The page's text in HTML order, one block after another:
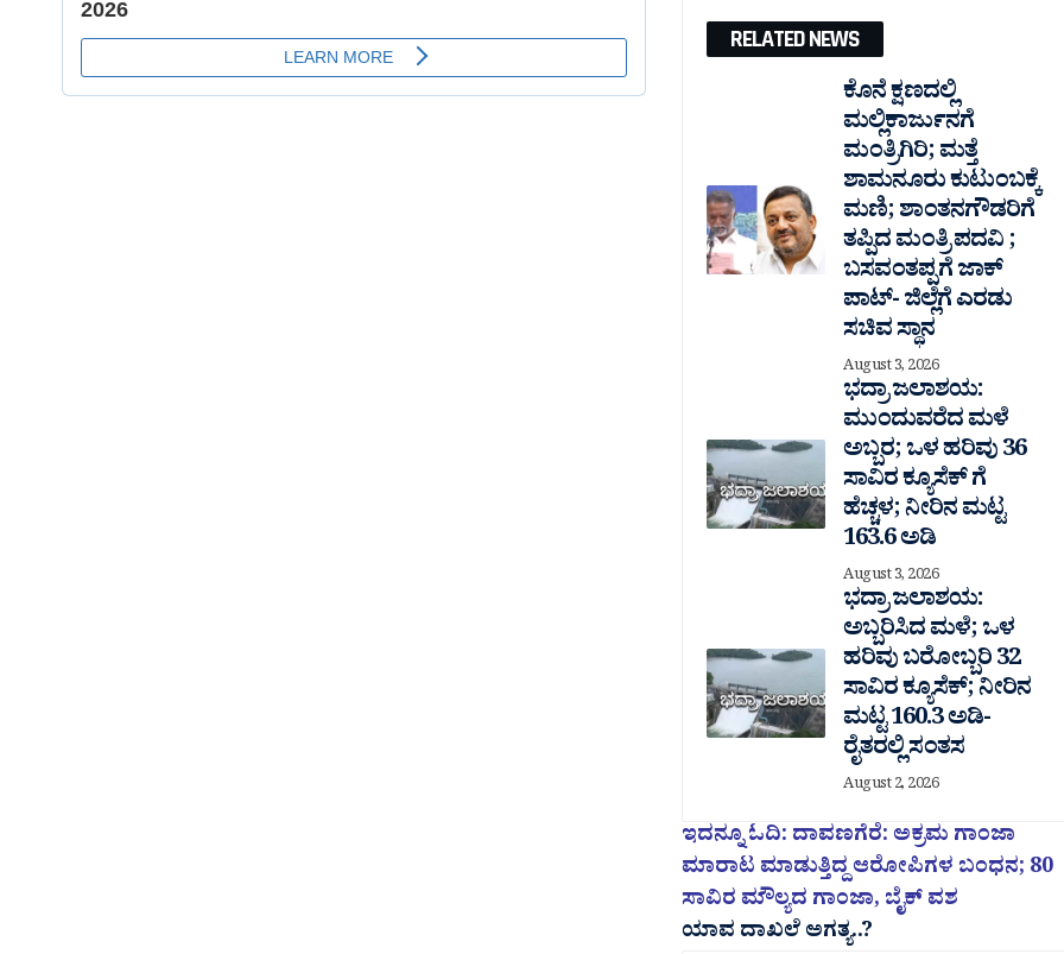
RELATED NEWS
ಕೊನೆ ಕ್ಷಣದಲ್ಲಿ
ಮಲ್ಲಿಕಾರ್ಜುನಗೆ
ಮಂತ್ರಿಗಿರಿ; ಮತ್ತೆ
ಶಾಮನೂರು ಕುಟುಂಬಕ್ಕೆ
ಮಣಿ; ಶಾಂತನಗೌಡರಿಗೆ
ತಪ್ಪಿದ ಮಂತ್ರಿ ಪದವಿ ;
ಬಸವಂತಪ್ಪಗೆ ಜಾಕ್
ಪಾಟ್- ಜಿಲ್ಲೆಗೆ ಎರಡು
ಸಚಿವ ಸ್ಥಾನ
August 3, 2026
ಭದ್ರಾ ಜಲಾಶಯ:
ಮುಂದುವರೆದ ಮಳೆ
ಅಬ್ಬರ; ಒಳ ಹರಿವು 36
ಸಾವಿರ‌ ಕ್ಯೂಸೆಕ್ ಗೆ
ಹೆಚ್ಚಳ; ನೀರಿನ ಮಟ್ಟ
163.6 ಅಡಿ
August 3, 2026
ಭದ್ರಾ ಜಲಾಶಯ:
ಅಬ್ಬರಿಸಿದ ಮಳೆ; ಒಳ
ಹರಿವು ಬರೋಬ್ಬರಿ 32
ಸಾವಿರ‌ ಕ್ಯೂಸೆಕ್; ನೀರಿನ
ಮಟ್ಟ 160.3 ಅಡಿ-
ರೈತರಲ್ಲಿ ಸಂತಸ
August 2, 2026
ಇದನ್ನೂ ಓದಿ: ದಾವಣಗೆರೆ: ಅಕ್ರಮ ಗಾಂಜಾ
ಮಾರಾಟ ಮಾಡುತ್ತಿದ್ದ ಆರೋಪಿಗಳ ಬಂಧನ; 80
ಸಾವಿರ ಮೌಲ್ಯದ ಗಾಂಜಾ, ಬೈಕ್ ವಶ
ಯಾವ ದಾಖಲೆ ಅಗತ್ಯ..?